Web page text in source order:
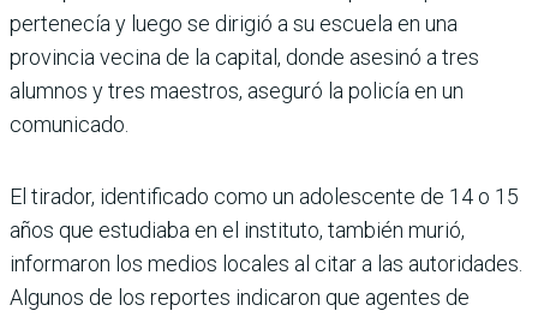
pertenecía y luego se dirigió a su escuela en una
provincia vecina de la capital, donde asesinó a tres
alumnos y tres maestros, aseguró la policía en un
comunicado.
El tirador, identificado como un adolescente de 14 o 15
años que estudiaba en el instituto, también murió,
informaron los medios locales al citar a las autoridades.
Algunos de los reportes indicaron que agentes de